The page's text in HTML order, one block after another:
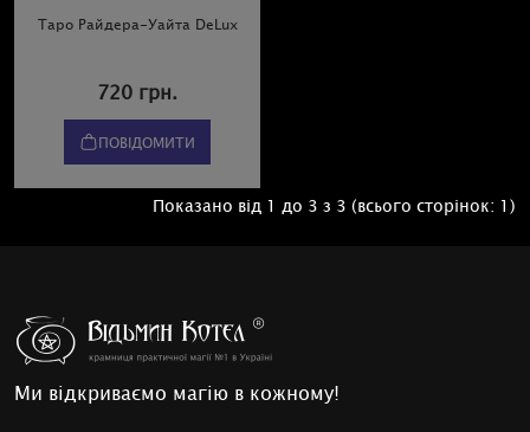
Таро Райдера-Уайта DeLux
720 грн.
ПОВІДОМИТИ
Показано від 1 до 3 з 3 (всього сторінок: 1)
Ми відкриваємо магію в кожному!